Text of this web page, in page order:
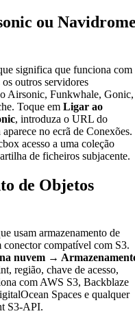
ou
significa que funciona com
os outros servidores
Airsonic, Funkwhale, Gonic,
Toque em Ligar ao
, introduza o URL do
no ecrã de Conexões.
acesso a uma coleção
de ficheiros subjacente.
de Objetos
usam armazenamento de
compatível com S3.
nuvem →
região, chave de acesso,
com AWS S3, Backblaze
Spaces e qualquer
S3-API.